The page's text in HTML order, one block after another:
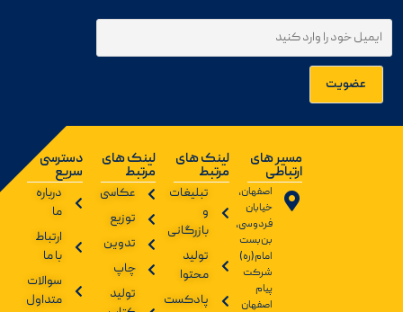
مسیر های
ارتباطی
اصفهان،
خیابان
فردوسی،
بن‌بست
امام(ره)
شرکت
پیام
اصفهان
لینک های
مرتبط
تبلیغات
و
بازرگانی
تولید
محتوا
پادکست
لینک های
مرتبط
عکاسی
توزیع
تدوین
چاپ
تولید
دسترسی
سریع
درباره
ما
ارتباط
با ما
سوالات
متداول